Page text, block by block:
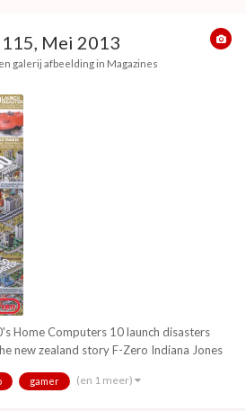
Mei 2013
galerij afbeelding in Magazines
Home Computers 10 launch disasters
new zealand story F-Zero Indiana Jones
gamer (en 1 meer)